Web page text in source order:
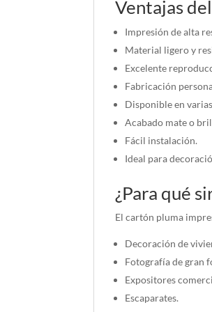
Ventajas
Impresión de alta
Material ligero y
Excelente
Fabricación
Disponible en
Acabado mate o
Fácil instalación.
Ideal para
¿Para qué
El cartón pluma
Decoración de
Fotografía de gran
Expositores
Escaparates.